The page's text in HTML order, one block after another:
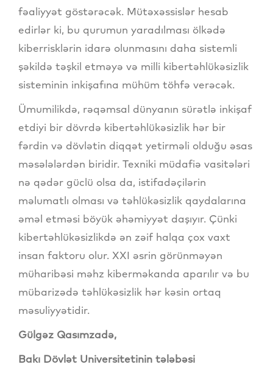
fəaliyyət göstərəcək. Mütəxəssislər hesab
edirlər ki, bu qurumun yaradılması ölkədə
kiberrisklərin idarə olunmasını daha sistemli
şəkildə təşkil etməyə və milli kibertəhlükəsizlik
sisteminin inkişafına mühüm töhfə verəcək.
Ümumilikdə, rəqəmsal dünyanın sürətlə inkişaf
etdiyi bir dövrdə kibertəhlükəsizlik hər bir
fərdin və dövlətin diqqət yetirməli olduğu əsas
məsələlərdən biridir. Texniki müdafiə vasitələri
nə qədər güclü olsa da, istifadəçilərin
məlumatlı olması və təhlükəsizlik qaydalarına
əməl etməsi böyük əhəmiyyət daşıyır. Çünki
kibertəhlükəsizlikdə ən zəif halqa çox vaxt
insan faktoru olur. XXI əsrin görünməyən
müharibəsi məhz kiberməkanda aparılır və bu
mübarizədə təhlükəsizlik hər kəsin ortaq
məsuliyyətidir.
Gülgəz Qasımzadə,
Bakı Dövlət Universitetinin tələbəsi